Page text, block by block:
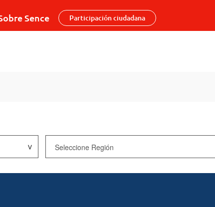
Sence Participación ciudadana